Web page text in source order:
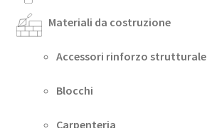
Materiali da costruzione
Accessori rinforzo strutturale
Blocchi
Carpenteria